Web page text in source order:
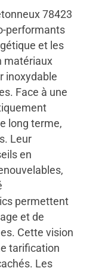
78423
performants
et les
matériaux
inoxydable
Face à une
long terme,
Leur
en
permettent
et de
Cette vision
tarification
Les